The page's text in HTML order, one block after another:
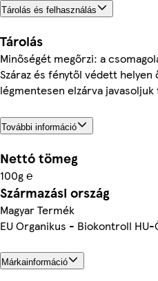
Tárolás és felhasználás
Tárolás
Minőségét megőrzi: a
Száraz és fénytől védett helyen
légmentesen elzárva
További információ
Nettó tömeg
100g ℮
Származási ország
Magyar Termék
EU Organikus - Biokontroll HU-
Márkainformáció